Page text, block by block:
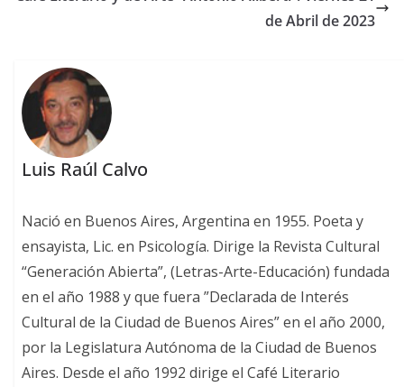
de Abril de 2023
Luis Raúl Calvo
Nació en Buenos Aires, Argentina en 1955. Poeta y
ensayista, Lic. en Psicología. Dirige la Revista Cultural
“Generación Abierta”, (Letras-Arte-Educación) fundada
en el año 1988 y que fuera ”Declarada de Interés
Cultural de la Ciudad de Buenos Aires” en el año 2000,
por la Legislatura Autónoma de la Ciudad de Buenos
Aires. Desde el año 1992 dirige el Café Literario